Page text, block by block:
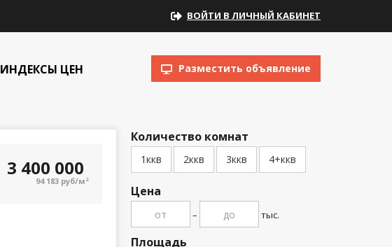
ВОЙТИ В ЛИЧНЫЙ КАБИНЕТ
ИНДЕКСЫ ЦЕН Разместить объявление
Количество комнат
1ккв 2ккв 3ккв 4+ккв
Цена
– тыс.
Площадь
3 400 000
94 183 руб/м 2